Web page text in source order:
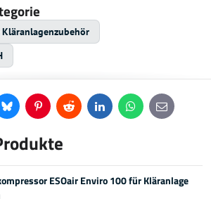
Kläranlagenzubehör
BlueskyPinterestReddit LinkedInWhatsApp
E-
mail
ESOair Enviro 100 für Kläranlage